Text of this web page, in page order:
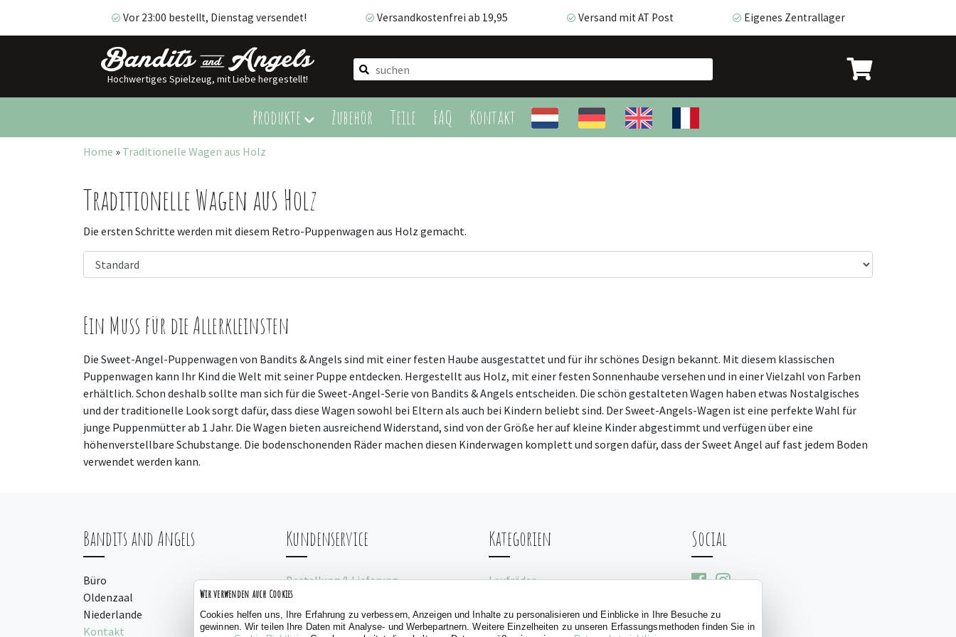
Vor 23:00 bestellt, Dienstag versendet! Versandkostenfrei ab 19,95 Versand mit AT Post Eigenes Zentrallager
Hochwertiges Spielzeug, mit Liebe hergestellt!
Produkte Zubehör Teile FAQ Kontakt
Vor 23:00 bestellt, Dienstag versendet! Versandkostenfrei ab 19,95 Versand mit AT Post
Home » Traditionelle Wagen aus Holz
Traditionelle Wagen aus Holz
Die ersten Schritte werden mit diesem Retro-Puppenwagen aus Holz gemacht.
Ein Muss für die Allerkleinsten
Die Sweet-Angel-Puppenwagen von Bandits & Angels sind mit einer festen Haube ausgestattet und für ihr schönes Design bekannt. Mit diesem klassischen
Puppenwagen kann Ihr Kind die Welt mit seiner Puppe entdecken. Hergestellt aus Holz, mit einer festen Sonnenhaube versehen und in einer Vielzahl von Farben
erhältlich. Schon deshalb sollte man sich für die Sweet-Angel-Serie von Bandits & Angels entscheiden. Die schön gestalteten Wagen haben etwas Nostalgisches
und der traditionelle Look sorgt dafür, dass diese Wagen sowohl bei Eltern als auch bei Kindern beliebt sind. Der Sweet-Angels-Wagen ist eine perfekte Wahl für
junge Puppenmütter ab 1 Jahr. Die Wagen bieten ausreichend Widerstand, sind von der Größe her auf kleine Kinder abgestimmt und verfügen über eine
höhenverstellbare Schubstange. Die bodenschonenden Räder machen diesen Kinderwagen komplett und sorgen dafür, dass der Sweet Angel auf fast jedem Boden
verwendet werden kann.
Bandits and Angels
Büro
Oldenzaal
Niederlande
Kontakt
Kundenservice
Bestellung & Lieferung
Bezahlen
Gebrauchsanleitungen
Kategorien
Laufräder
Rutschauto
Spielzelte
Social
Wir verwenden auch Cookies
Cookies helfen uns, Ihre Erfahrung zu verbessern, Anzeigen und Inhalte zu personalisieren und Einblicke in Ihre Besuche zu
gewinnen. Wir teilen Ihre Daten mit Analyse- und Werbepartnern. Weitere Einzelheiten zu unseren Erfassungsmethoden finden Sie in